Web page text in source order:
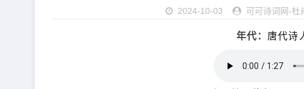
2024-10-03 可可诗词网-杜
年代： 唐代诗